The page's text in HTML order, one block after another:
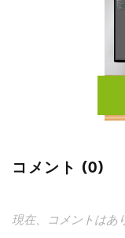
コメント (0)
現在、コメントはあ